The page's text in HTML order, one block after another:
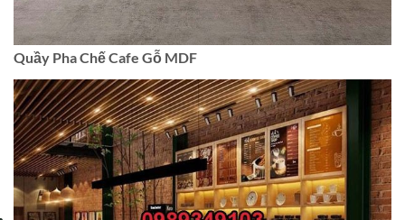
Quầy Pha Chế Cafe Gỗ MDF